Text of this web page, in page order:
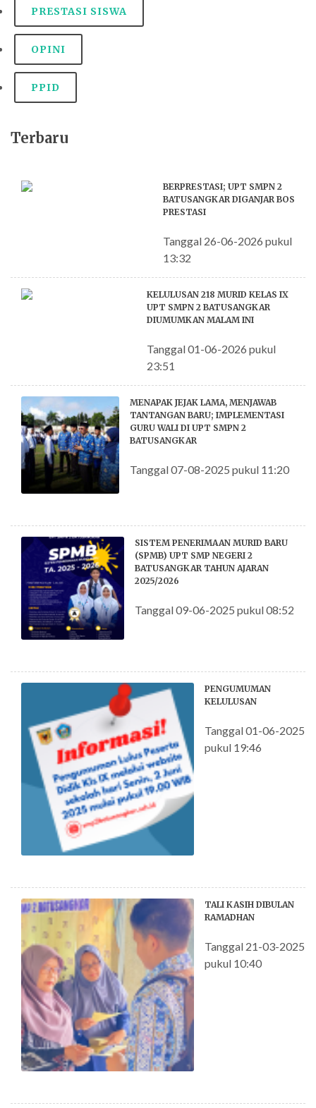
PRESTASI SISWA
OPINI
PPID
Terbaru
BERPRESTASI; UPT SMPN 2
BATUSANGKAR DIGANJAR BOS
PRESTASI
Tanggal 26-06-2026 pukul
13:32
KELULUSAN 218 MURID KELAS IX
UPT SMPN 2 BATUSANGKAR
DIUMUMKAN MALAM INI
Tanggal 01-06-2026 pukul
23:51
MENAPAK JEJAK LAMA, MENJAWAB
TANTANGAN BARU; IMPLEMENTASI
GURU WALI DI UPT SMPN 2
BATUSANGKAR
Tanggal 07-08-2025 pukul 11:20
SISTEM PENERIMAAN MURID BARU
(SPMB) UPT SMP NEGERI 2
BATUSANGKAR TAHUN AJARAN
2025/2026
Tanggal 09-06-2025 pukul 08:52
PENGUMUMAN
KELULUSAN
Tanggal 01-06-2025
pukul 19:46
TALI KASIH DIBULAN
RAMADHAN
Tanggal 21-03-2025
pukul 10:40